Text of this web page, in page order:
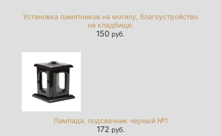
Установка памятников на могилу, благоустройство
на кладбище.
150 руб.
Лампада, подсвечник черный №1
172 руб.